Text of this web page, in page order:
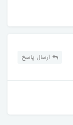
ارسال پاسخ